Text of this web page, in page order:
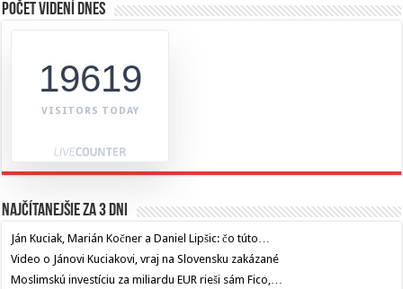
Počet videní dnes
19619
VISITORS TODAY
Najčítanejšie za 3 dni
Ján Kuciak, Marián Kočner a Daniel Lipšic: čo túto…
Video o Jánovi Kuciakovi, vraj na Slovensku zakázané
Moslimskú investíciu za miliardu EUR rieši sám Fico,…